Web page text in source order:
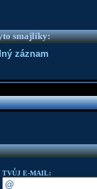
smajlíky:
záznam
TVŮJ E-MAIL: